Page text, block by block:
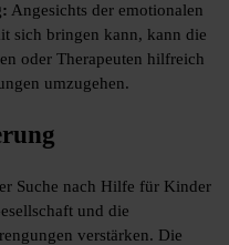
Angesichts der emotionalen
sich bringen kann, kann die
oder Therapeuten hilfreich
umzugehen.
Suche nach Hilfe für Kinder
und die
verstärken. Die